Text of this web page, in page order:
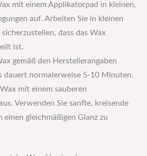
mit einem Applikatorpad in kleinen,
auf. Arbeiten Sie in kleinen
dass das Wax
ist.
gemäß den Herstellerangaben
dauert normalerweise 5-10 Minuten.
mit einem sauberen
Verwenden Sie sanfte, kreisende
einen gleichmäßigen Glanz zu